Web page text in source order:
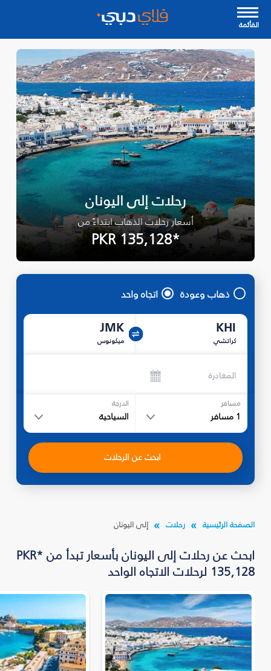
القأئمة
رحلات إلى اليونان
أسعار رحلات الذهاب ابتداءً من
*PKR 135,128
ذهاب وعودة اتجاه واحد
KHI
كراتشي
JMK
ميكونوس
المغادرة
مسافر
1 مسافر
الدرجة
السياحية
ابحث عن الرحلات
الصفحة الرئيسية رحلات إلى اليونان
ابحث عن رحلات إلى اليونان بأسعار تبدأ من *PKR
135,128 لرحلات الاتجاه الواحد